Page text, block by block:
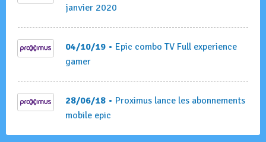
janvier 2020
04/10/19 • Epic combo TV Full experience
gamer
28/06/18 • Proximus lance les abonnements
mobile epic